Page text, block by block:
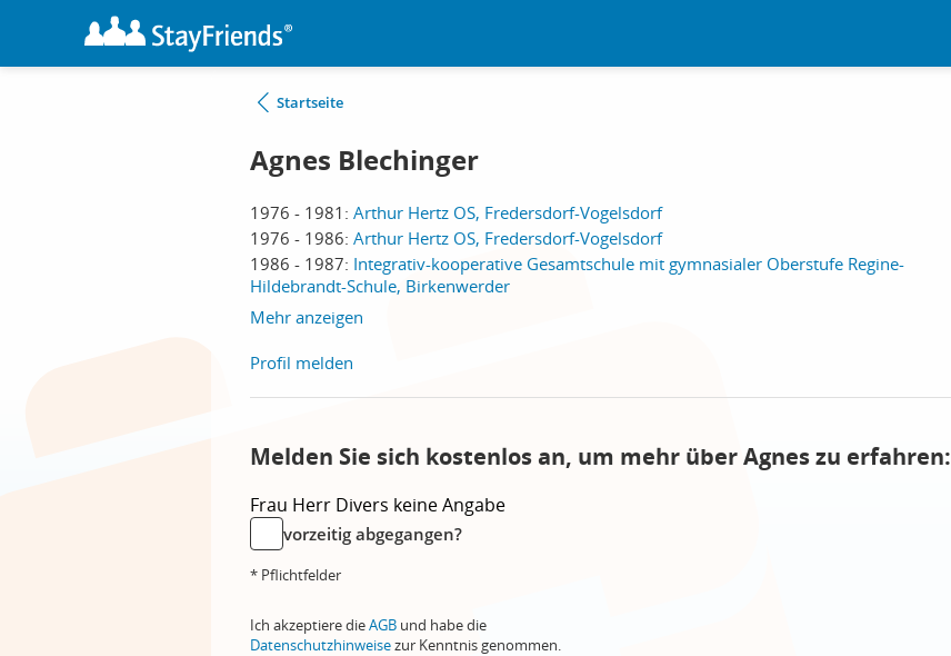
Startseite
Agnes Blechinger
1976 - 1981: Arthur Hertz OS, Fredersdorf-Vogelsdorf
1976 - 1986: Arthur Hertz OS, Fredersdorf-Vogelsdorf
1986 - 1987: Integrativ-kooperative Gesamtschule mit gymnasialer Oberstufe Regine-
Hildebrandt-Schule, Birkenwerder
Mehr anzeigen
Profil melden
Melden Sie sich kostenlos an, um mehr über Agnes zu erfahren:
Frau Herr Divers keine Angabe
vorzeitig abgegangen?
* Pflichtfelder
Ich akzeptiere dieAGB und habe die
Datenschutzhinweisezur Kenntnis genommen.